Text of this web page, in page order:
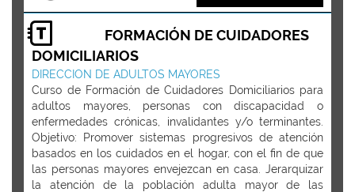
FORMACIÓN DE CUIDADORES
DOMICILIARIOS
DIRECCION DE ADULTOS MAYORES
Curso de Formación de Cuidadores Domiciliarios para
adultos mayores, personas con discapacidad o
enfermedades crónicas, invalidantes y/o terminantes.
Objetivo: Promover sistemas progresivos de atención
basados en los cuidados en el hogar, con el fin de que
las personas mayores envejezcan en casa. Jerarquizar
la atención de la población adulta mayor de las